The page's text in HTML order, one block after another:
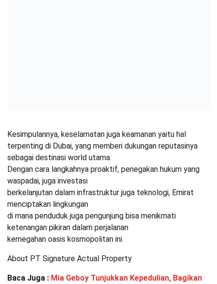
Kesimpulannya, keselamatan juga keamanan yaitu hal
terpenting di Dubai, yang memberi dukungan reputasinya
sebagai destinasi world utama.
Dengan cara langkahnya proaktif, penegakan hukum yang
waspadai, juga investasi
berkelanjutan dalam infrastruktur juga teknologi, Emirat
menciptakan lingkungan
di mana penduduk juga pengunjung bisa menikmati
ketenangan pikiran dalam perjalanan
kemegahan oasis kosmopolitan ini.
About PT Signature Actual Property
Baca Juga : Mia Geboy Tunjukkan Kepedulian, Bagikan